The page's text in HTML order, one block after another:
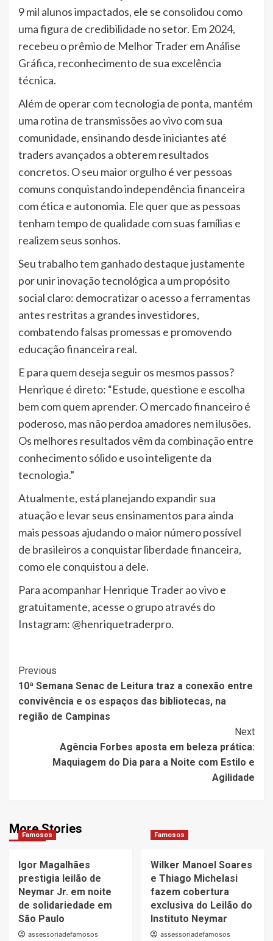
9 mil alunos impactados, ele se consolidou como
uma figura de credibilidade no setor. Em 2024,
recebeu o prêmio de Melhor Trader em Análise
Gráfica, reconhecimento de sua excelência
técnica.
Além de operar com tecnologia de ponta, mantém
uma rotina de transmissões ao vivo com sua
comunidade, ensinando desde iniciantes até
traders avançados a obterem resultados
concretos. O seu maior orgulho é ver pessoas
comuns conquistando independência financeira
com ética e autonomia. Ele quer que as pessoas
tenham tempo de qualidade com suas famílias e
realizem seus sonhos.
Seu trabalho tem ganhado destaque justamente
por unir inovação tecnológica a um propósito
social claro: democratizar o acesso a ferramentas
antes restritas a grandes investidores,
combatendo falsas promessas e promovendo
educação financeira real.
E para quem deseja seguir os mesmos passos?
Henrique é direto: “Estude, questione e escolha
bem com quem aprender. O mercado financeiro é
poderoso, mas não perdoa amadores nem ilusões.
Os melhores resultados vêm da combinação entre
conhecimento sólido e uso inteligente da
tecnologia.”
Atualmente, está planejando expandir sua
atuação e levar seus ensinamentos para ainda
mais pessoas ajudando o maior número possível
de brasileiros a conquistar liberdade financeira,
como ele conquistou a dele.
Para acompanhar Henrique Trader ao vivo e
gratuitamente, acesse o grupo através do
Instagram: @henriquetraderpro.
Post
Navigation
Previous
10ª Semana Senac de Leitura traz a conexão entre
convivência e os espaços das bibliotecas, na
região de Campinas
Next
Agência Forbes aposta em beleza prática:
Maquiagem do Dia para a Noite com Estilo e
Agilidade
More Stories
Famosos
Igor Magalhães
prestigia leilão de
Neymar Jr. em noite
de solidariedade em
São Paulo
assessoriadefamosos
Famosos
Wilker Manoel Soares
e Thiago Michelasi
fazem cobertura
exclusiva do Leilão do
Instituto Neymar
assessoriadefamosos